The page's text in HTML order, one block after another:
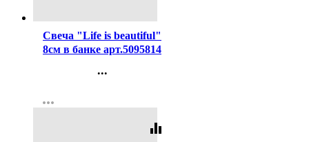
Свеча "Life is beautiful"
8см в банке арт.5095814
...
Регистрация
more_horiz
equalizer